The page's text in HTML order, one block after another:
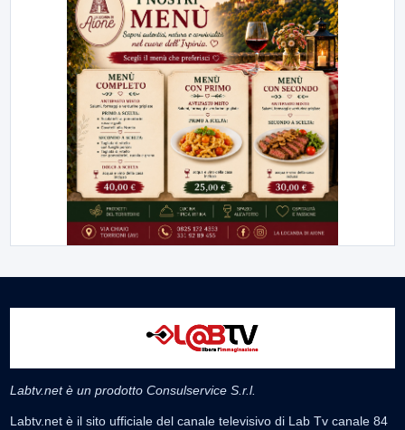
Labtv.net è un prodotto Consulservice S.r.l.
Labtv.net è il sito ufficiale del canale televisivo di Lab Tv canale 84